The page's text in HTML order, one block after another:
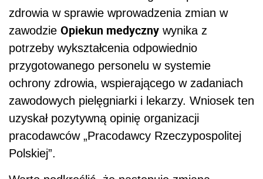
zdrowia w sprawie wprowadzenia zmian w
zawodzie Opiekun medyczny wynika z
potrzeby wykształcenia odpowiednio
przygotowanego personelu w systemie
ochrony zdrowia, wspierającego w zadaniach
zawodowych pielęgniarki i lekarzy. Wniosek ten
uzyskał pozytywną opinię organizacji
pracodawców „Pracodawcy Rzeczypospolitej
Polskiej”.